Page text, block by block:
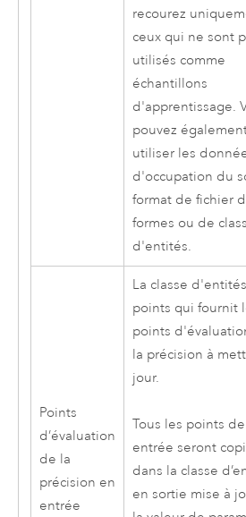
recourez
ceux qui ne sont
utilisés comme
échantillons
d'apprentissage.
pouvez
utiliser les
d'occupation du
format de fichier
formes ou de
d'entités.
Points
d’évaluation
de la
précision en
entrée
La classe d'entités
points qui fournit
points
la précision à
jour.
Tous les points
entrée seront
dans la classe
en sortie mise à